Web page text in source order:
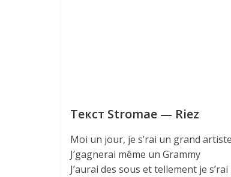
Текст Stromae — Riez
Moi un jour, je s’rai un grand artiste
J’gagnerai même un Grammy
J’aurai des sous et tellement je